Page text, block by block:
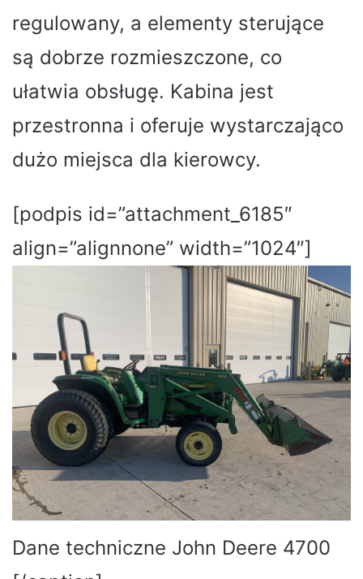
regulowany, a elementy sterujące
są dobrze rozmieszczone, co
ułatwia obsługę. Kabina jest
przestronna i oferuje wystarczająco
dużo miejsca dla kierowcy.
[podpis id=”attachment_6185″
align=”alignnone” width=”1024″]
Dane techniczne John Deere 4700